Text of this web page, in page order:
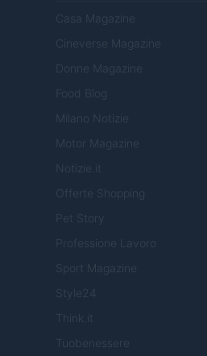
Casa Magazine
Cineverse Magazine
Donne Magazine
Food Blog
Milano Notizie
Motor Magazine
Notizie.it
Offerte Shopping
Pet Story
Professione Lavoro
Sport Magazine
Style24
Think.it
Tuobenessere